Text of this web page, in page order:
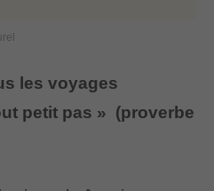
les voyages
petit pas » (proverbe